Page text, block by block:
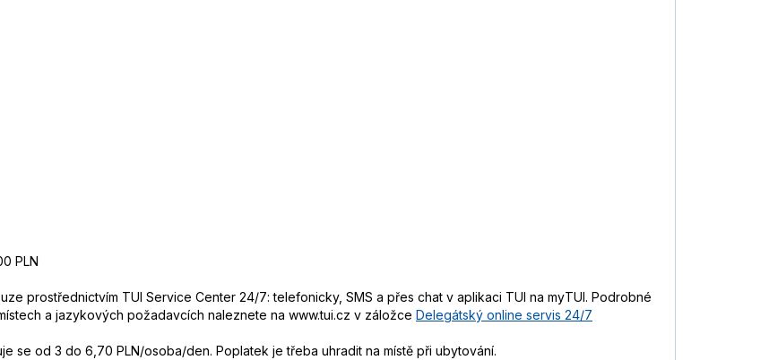
PLN
prostřednictvím TUI Service Center 24/7: telefonicky, SMS a přes chat v aplikaci TUI na myTUI. Podrobné
a jazykových požadavcích naleznete na www.tui.cz v záložce Delegátský online servis 24/7
se od 3 do 6,70 PLN/osoba/den. Poplatek je třeba uhradit na místě při ubytování.